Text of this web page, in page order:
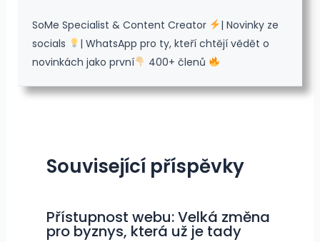
SoMe Specialist & Content Creator
| Novinky ze
socials
| WhatsApp pro ty, kteří chtějí vědět o
novinkách jako první
400+ členů
Související příspěvky
Přístupnost webu: Velká změna
pro byznys, která už je tady